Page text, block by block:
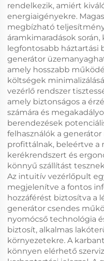
rendelkezik, amiért
energiaigényekre.
megbízható
áramkimaradások
legfontosabb háztartási
generátor
amely hosszabb
költségek
vezérlő rendszer
amely biztonságos a
számára és
berendezések
felhasználók a
profittálnak, beleértve a
kerékrendszert és
könnyű szállítást
Az intuitív vezérlőpult
megjelenítve a fontos
hozzáférést biztosítva a
generátor csendes
nyomócső technológia
biztosít, alkalmas
környezetekre. A
könnyen elérhető